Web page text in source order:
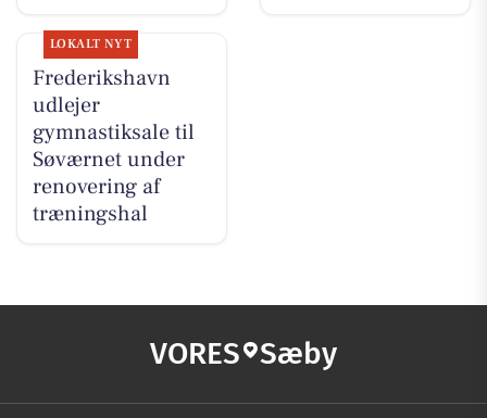
LOKALT NYT
Frederikshavn
udlejer
gymnastiksale til
Søværnet under
renovering af
træningshal
VORES Sæby